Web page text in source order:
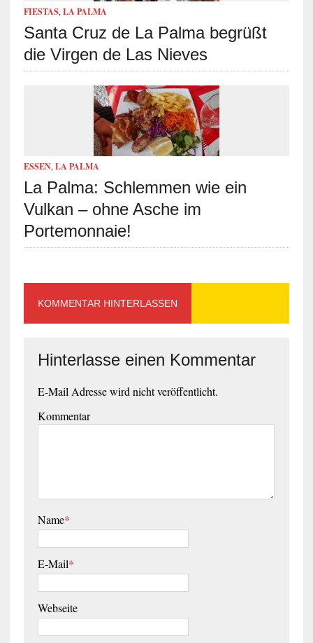
FIESTAS, LA PALMA
Santa Cruz de La Palma begrüßt
die Virgen de Las Nieves
ESSEN, LA PALMA
La Palma: Schlemmen wie ein
Vulkan – ohne Asche im
Portemonnaie!
KOMMENTAR HINTERLASSEN
Hinterlasse einen Kommentar
E-Mail Adresse wird nicht veröffentlicht.
Kommentar
Name*
E-Mail*
Webseite